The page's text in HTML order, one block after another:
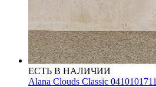
ЕСТЬ В НАЛИЧИИ
Alana Clouds Classic 0410101711